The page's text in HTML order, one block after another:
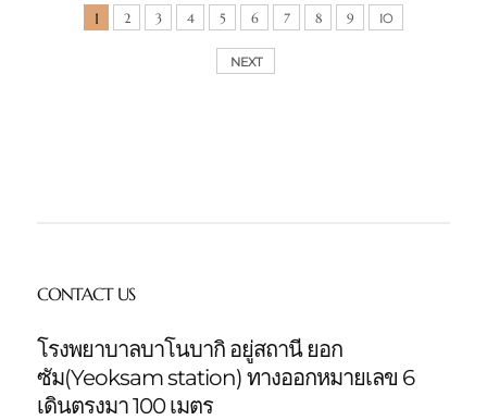
1 2 3 4 5 6 7 8 9 10
NEXT
CONTACT US
โรงพยาบาลบาโนบากิ อยู่สถานี ยอก
ซัม(Yeoksam station) ทางออกหมายเลข 6
เดินตรงมา 100 เมตร